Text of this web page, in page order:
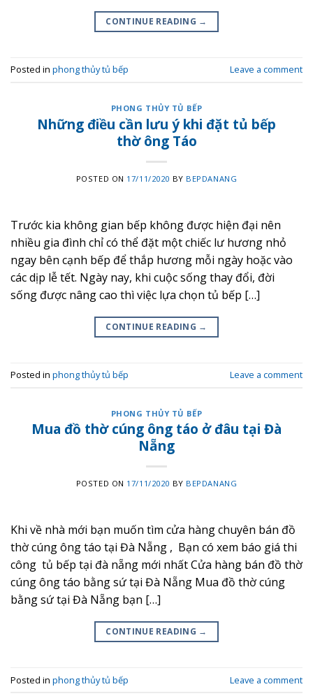
CONTINUE READING →
Posted in phong thủy tủ bếp Leave a comment
PHONG THỦY TỦ BẾP
Những điều cần lưu ý khi đặt tủ bếp
thờ ông Táo
POSTED ON 17/11/2020 BY BEPDANANG
Trước kia không gian bếp không được hiện đại nên
nhiều gia đình chỉ có thể đặt một chiếc lư hương nhỏ
ngay bên cạnh bếp để thắp hương mỗi ngày hoặc vào
các dịp lễ tết. Ngày nay, khi cuộc sống thay đổi, đời
sống được nâng cao thì việc lựa chọn tủ bếp […]
CONTINUE READING →
Posted in phong thủy tủ bếp Leave a comment
PHONG THỦY TỦ BẾP
Mua đồ thờ cúng ông táo ở đâu tại Đà
Nẵng
POSTED ON 17/11/2020 BY BEPDANANG
Khi về nhà mới bạn muốn tìm cửa hàng chuyên bán đồ
thờ cúng ông táo tại Đà Nẵng , Bạn có xem báo giá thi
công tủ bếp tại đà nẵng mới nhất Cửa hàng bán đồ thờ
cúng ông táo bằng sứ tại Đà Nẵng Mua đồ thờ cúng
bằng sứ tại Đà Nẵng bạn […]
CONTINUE READING →
Posted in phong thủy tủ bếp Leave a comment